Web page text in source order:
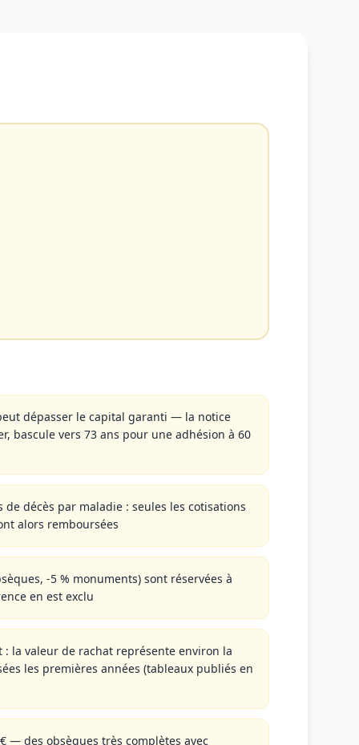
dépasser le capital garanti — la notice
bascule vers 73 ans pour une adhésion à 60
de décès par maladie : seules les cotisations
alors remboursées
-5 % monuments) sont réservées à
en est exclu
: la valeur de rachat représente environ la
les premières années (tableaux publiés en
— des obsèques très complètes avec